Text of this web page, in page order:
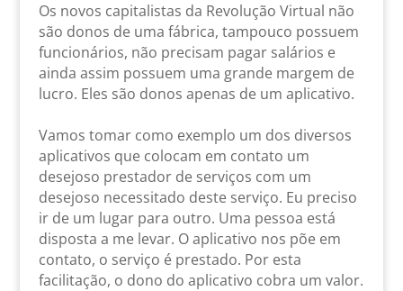
Os novos capitalistas da Revolução Virtual não
são donos de uma fábrica, tampouco possuem
funcionários, não precisam pagar salários e
ainda assim possuem uma grande margem de
lucro. Eles são donos apenas de um aplicativo.
Vamos tomar como exemplo um dos diversos
aplicativos que colocam em contato um
desejoso prestador de serviços com um
desejoso necessitado deste serviço. Eu preciso
ir de um lugar para outro. Uma pessoa está
disposta a me levar. O aplicativo nos põe em
contato, o serviço é prestado. Por esta
facilitação, o dono do aplicativo cobra um valor.